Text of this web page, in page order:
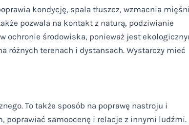
kondycję, spala tłuszcz, wzmacnia
pozwala na kontakt z naturą, podziwianie
ochronie środowiska, ponieważ jest
różnych terenach i dystansach. Wystarczy mieć
To także sposób na poprawę nastroju i
poprawiać samoocenę i relacje z innymi ludźmi.